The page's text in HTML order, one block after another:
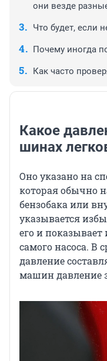
они везде
Что будет, если
Почему иногда
Как часто
Какое
шинах
Оно указано на
которая обычно
бензобака или
указывается
его и
самого насоса. В
давление
машин давление